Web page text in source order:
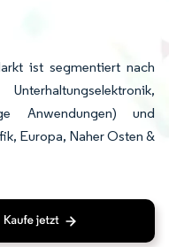
ist segmentiert nach
Anwendungen) und
Europa, Naher Osten &